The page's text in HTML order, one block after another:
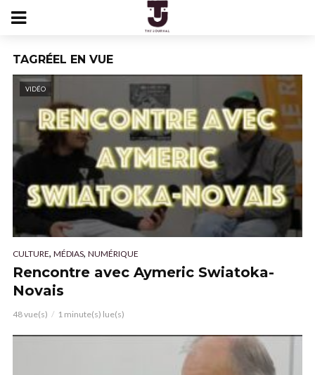
TAGRÉEL EN VUE
VIDÉO
CULTURE, MÉDIAS, NUMÉRIQUE
Rencontre avec Aymeric Swiatoka-
Novais
48 vue(s) 1 minute(s) lue(s)